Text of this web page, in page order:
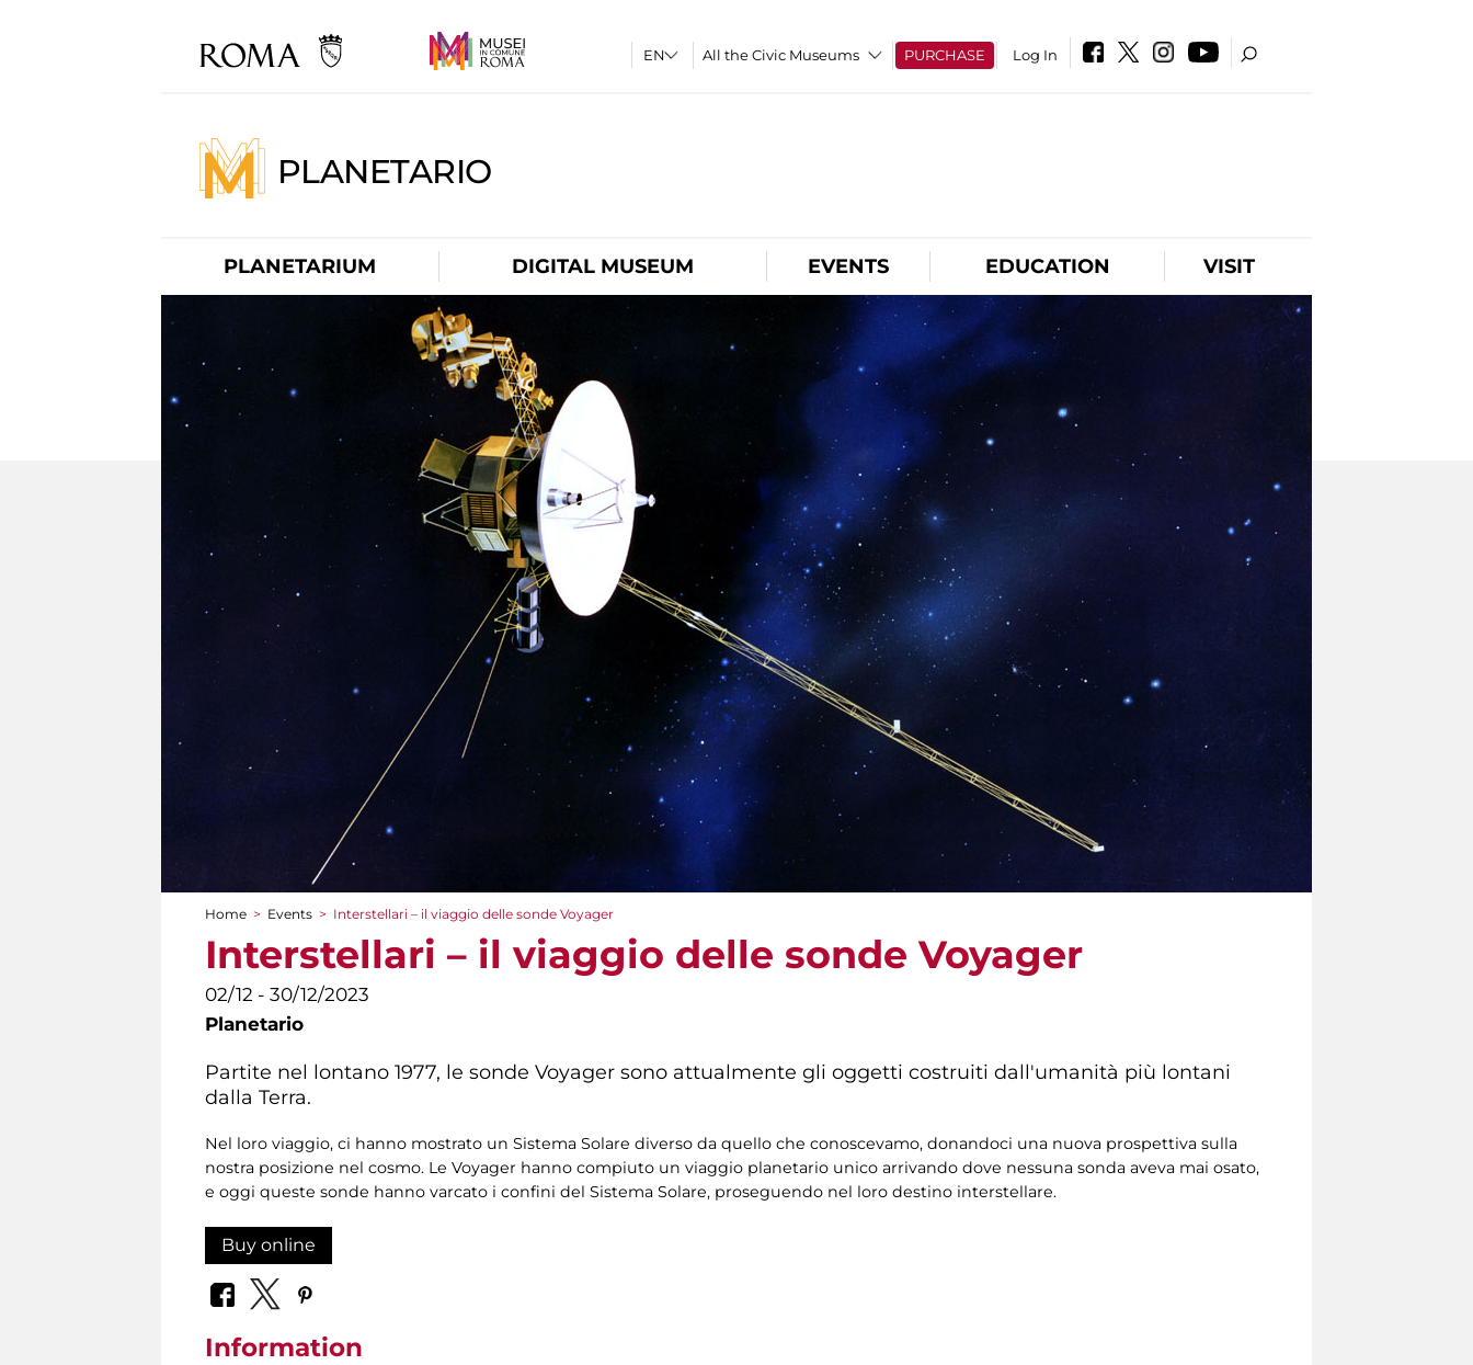
All the Civic Museums PURCHASE Log In
PLANETARIO
PLANETARIUM DIGITAL MUSEUM EVENTS EDUCATION VISIT
You are here
Home > Events > Interstellari – il viaggio delle sonde Voyager
Interstellari – il viaggio delle sonde Voyager
02/12 - 30/12/2023
Planetario
Partite nel lontano 1977, le sonde Voyager sono attualmente gli oggetti costruiti dall'umanità più lontani
dalla Terra.
Nel loro viaggio, ci hanno mostrato un Sistema Solare diverso da quello che conoscevamo, donandoci una nuova prospettiva sulla
nostra posizione nel cosmo. Le Voyager hanno compiuto un viaggio planetario unico arrivando dove nessuna sonda aveva mai osato,
e oggi queste sonde hanno varcato i confini del Sistema Solare, proseguendo nel loro destino interstellare.
Buy online
Information